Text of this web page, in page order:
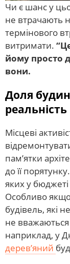
Чи є шанс у
не втрачають
термінового
витримати.
йому просто
вони.
Доля
реальність
Місцеві
пам’ятки
до її
яких у бюджеті
Особливо якщо
будівель, які
не вважаються
наприклад, у
дерев’яний